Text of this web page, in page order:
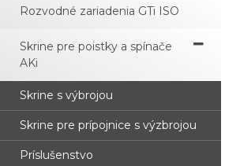
Rozvodné zariadenia GTi ISO
Skrine pre poistky a spínače
AKi
Skrine s výbrojou
Skrine pre prípojnice s výzbrojou
Príslušenstvo